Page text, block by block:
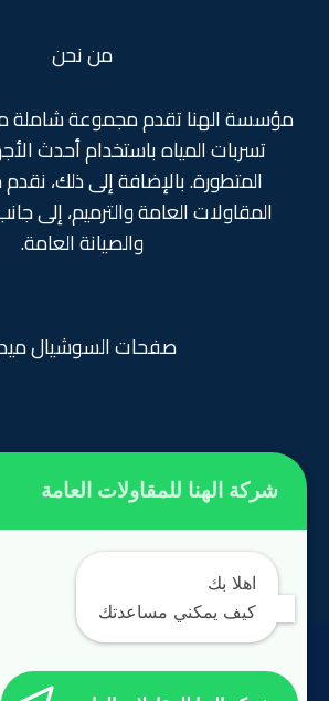
من نحن
مؤسسة الهنا تقدم مجموعة
تسربات المياه باستخدام أحدث
المتطورة. بالإضافة إلى ذلك،
المقاولات العامة والترميم، إلى
والصيانة العامة.
صفحات السوشيال
روابط تهمك
الرئيسية
شركة الهنا للمقاولات العامة
اهلا بك
كيف يمكني مساعدتك